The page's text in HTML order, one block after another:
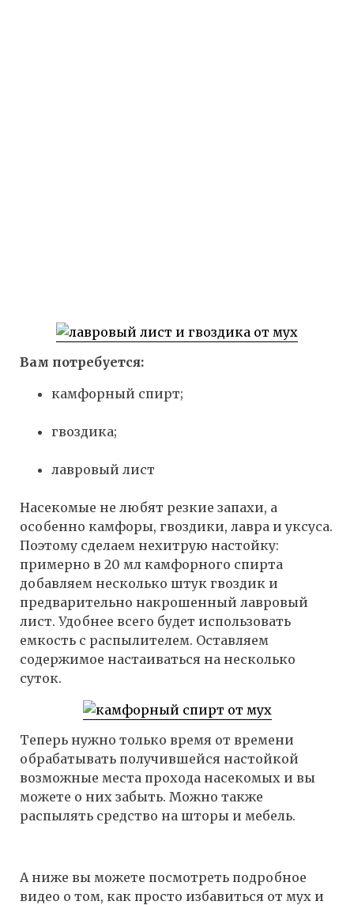
Вам потребуется:
камфорный спирт;
гвоздика;
лавровый лист
Насекомые не любят резкие запахи, а
особенно камфоры, гвоздики, лавра и уксуса.
Поэтому сделаем нехитрую настойку:
примерно в 20 мл камфорного спирта
добавляем несколько штук гвоздик и
предварительно накрошенный лавровый
лист. Удобнее всего будет использовать
емкость с распылителем. Оставляем
содержимое настаиваться на несколько
суток.
Теперь нужно только время от времени
обрабатывать получившейся настойкой
возможные места прохода насекомых и вы
можете о них забыть. Можно также
распылять средство на шторы и мебель.
А ниже вы можете посмотреть подробное
видео о том, как просто избавиться от мух и